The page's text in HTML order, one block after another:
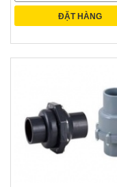
ĐẶT HÀNG